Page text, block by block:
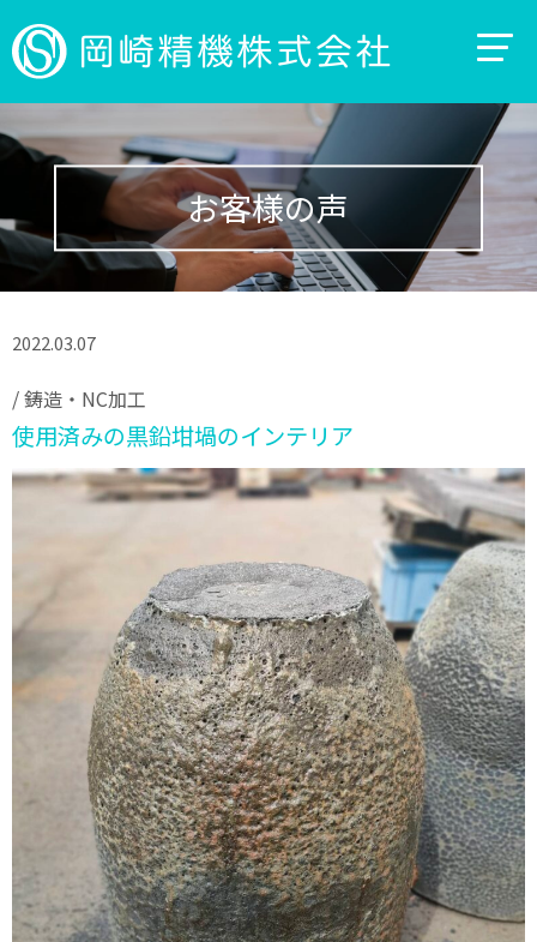
お客様の声
2022.03.07
/鋳造・NC加工
使用済みの黒鉛坩堝のインテリア